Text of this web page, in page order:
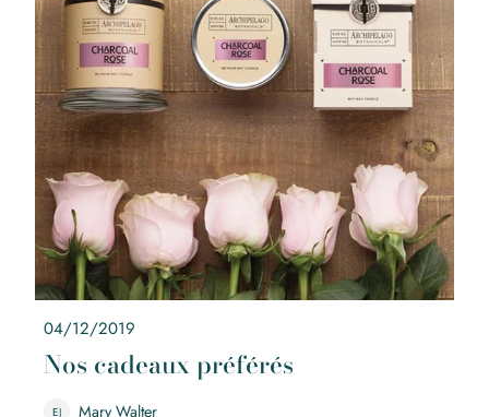
04/12/2019
Nos cadeaux préférés
EJ
Mary Walter